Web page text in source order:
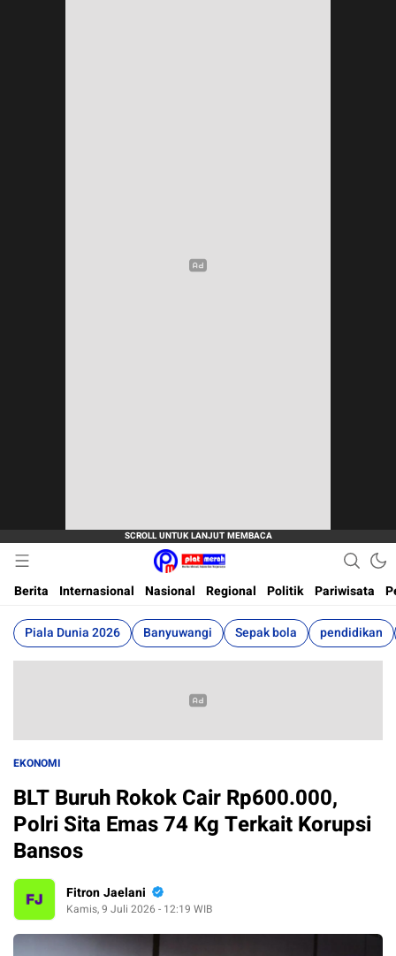
Plat Merah
Berita Terkini, Akurat, Terpercaya Dan Cepat
Berita
Internasional Nasional Regional Politik Pariwisata
Piala Dunia 2026 Banyuwangi Sepak bola pendidikan
EKONOMI
BLT Buruh Rokok Cair Rp600.000,
Polri Sita Emas 74 Kg Terkait Korupsi
Bansos
Fitron Jaelani
Kamis, 9 Juli 2026 - 12:19 WIB